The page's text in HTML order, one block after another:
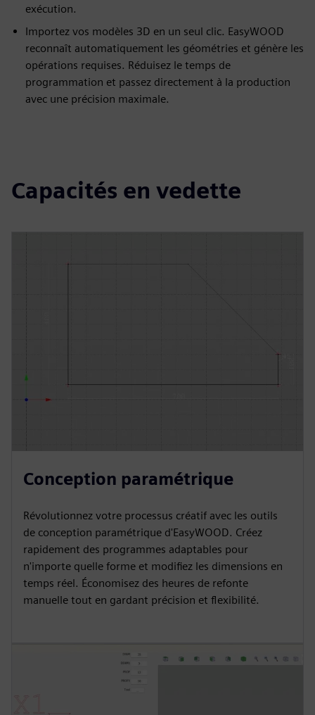
exécution.
Importez vos modèles 3D en un seul clic. EasyWOOD
reconnaît automatiquement les géométries et génère les
opérations requises. Réduisez le temps de
programmation et passez directement à la production
avec une précision maximale.
Capacités en vedette
Conception paramétrique
Révolutionnez votre processus créatif avec les outils
de conception paramétrique d'EasyWOOD. Créez
rapidement des programmes adaptables pour
n'importe quelle forme et modifiez les dimensions en
temps réel. Économisez des heures de refonte
manuelle tout en gardant précision et flexibilité.